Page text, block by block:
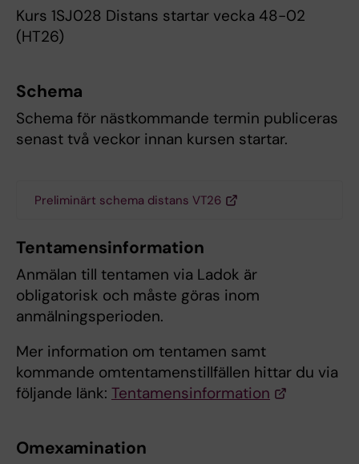
Kurs 1SJ028 Distans startar vecka 48-02
(HT26)
Schema
Schema för nästkommande termin publiceras
senast två veckor innan kursen startar.
Preliminärt schema distans VT26
Tentamensinformation
Anmälan till tentamen via Ladok är
obligatorisk och måste göras inom
anmälningsperioden.
Mer information om tentamen samt
kommande omtentamenstillfällen hittar du via
följande länk: Tentamensinformation
Omexamination